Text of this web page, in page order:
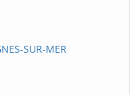
SUR-MER